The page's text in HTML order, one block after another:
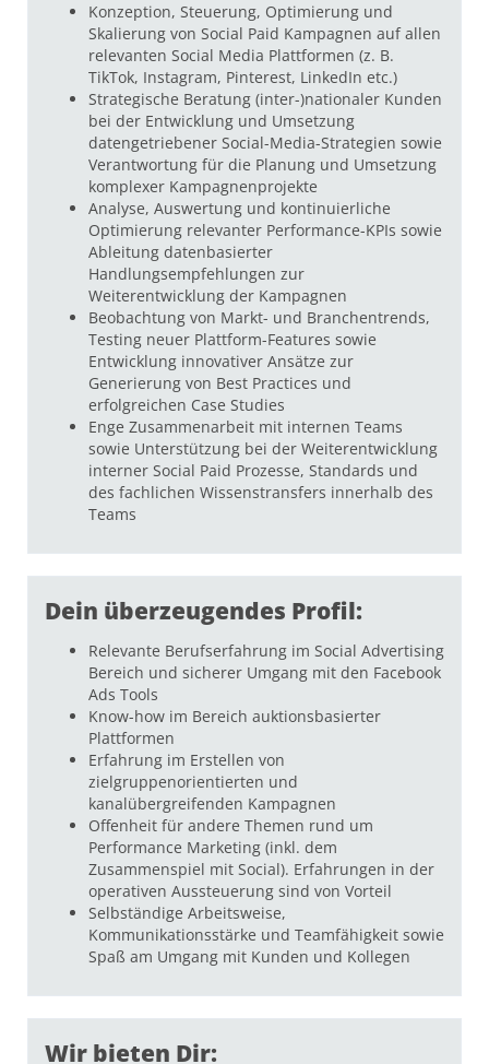
Konzeption, Steuerung, Optimierung und
Skalierung von Social Paid Kampagnen auf allen
relevanten Social Media Plattformen (z. B.
TikTok, Instagram, Pinterest, LinkedIn etc.)
Strategische Beratung (inter-)nationaler Kunden
bei der Entwicklung und Umsetzung
datengetriebener Social-Media-Strategien sowie
Verantwortung für die Planung und Umsetzung
komplexer Kampagnenprojekte
Analyse, Auswertung und kontinuierliche
Optimierung relevanter Performance-KPIs sowie
Ableitung datenbasierter
Handlungsempfehlungen zur
Weiterentwicklung der Kampagnen
Beobachtung von Markt- und Branchentrends,
Testing neuer Plattform-Features sowie
Entwicklung innovativer Ansätze zur
Generierung von Best Practices und
erfolgreichen Case Studies
Enge Zusammenarbeit mit internen Teams
sowie Unterstützung bei der Weiterentwicklung
interner Social Paid Prozesse, Standards und
des fachlichen Wissenstransfers innerhalb des
Teams
Dein überzeugendes Profil:
Relevante Berufserfahrung im Social Advertising
Bereich und sicherer Umgang mit den Facebook
Ads Tools
Know-how im Bereich auktionsbasierter
Plattformen
Erfahrung im Erstellen von
zielgruppenorientierten und
kanalübergreifenden Kampagnen
Offenheit für andere Themen rund um
Performance Marketing (inkl. dem
Zusammenspiel mit Social). Erfahrungen in der
operativen Aussteuerung sind von Vorteil
Selbständige Arbeitsweise,
Kommunikationsstärke und Teamfähigkeit sowie
Spaß am Umgang mit Kunden und Kollegen
Wir bieten Dir: